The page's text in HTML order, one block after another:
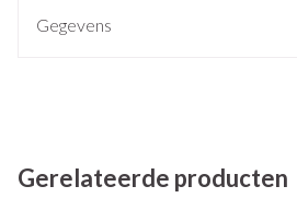
Gegevens
Gerelateerde producten